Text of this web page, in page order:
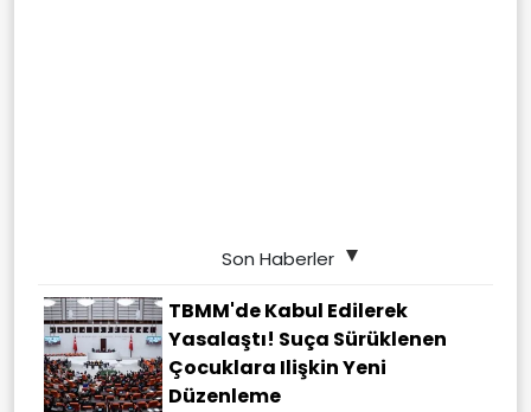
Son Haberler
TBMM'de Kabul Edilerek
Yasalaştı! Suça Sürüklenen
Çocuklara Ilişkin Yeni
Düzenleme